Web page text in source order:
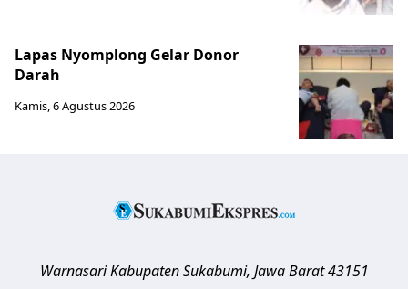
Lapas Nyomplong Gelar Donor
Darah
Kamis, 6 Agustus 2026
Warnasari Kabupaten Sukabumi, Jawa Barat 43151